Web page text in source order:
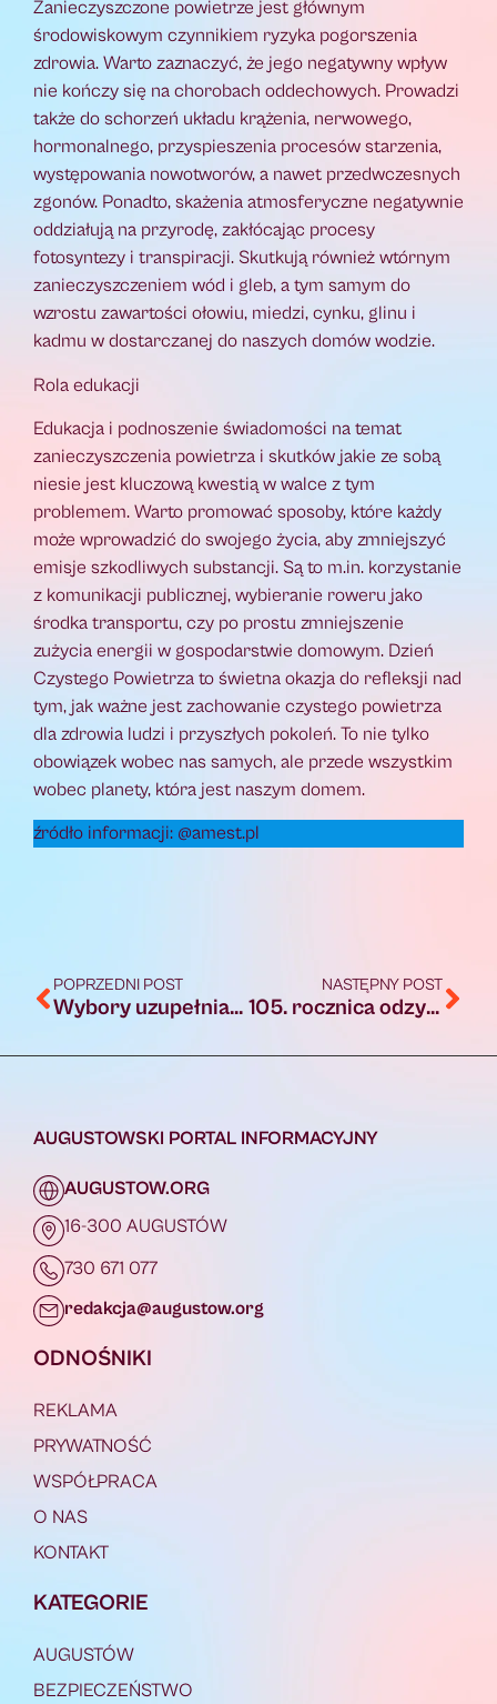
Zanieczyszczone powietrze jest głównym
środowiskowym czynnikiem ryzyka pogorszenia
zdrowia. Warto zaznaczyć, że jego negatywny wpływ
nie kończy się na chorobach oddechowych. Prowadzi
także do schorzeń układu krążenia, nerwowego,
hormonalnego, przyspieszenia procesów starzenia,
występowania nowotworów, a nawet przedwczesnych
zgonów. Ponadto, skażenia atmosferyczne negatywnie
oddziałują na przyrodę, zakłócając procesy
fotosyntezy i transpiracji. Skutkują również wtórnym
zanieczyszczeniem wód i gleb, a tym samym do
wzrostu zawartości ołowiu, miedzi, cynku, glinu i
kadmu w dostarczanej do naszych domów wodzie.
Rola edukacji
Edukacja i podnoszenie świadomości na temat
zanieczyszczenia powietrza i skutków jakie ze sobą
niesie jest kluczową kwestią w walce z tym
problemem. Warto promować sposoby, które każdy
może wprowadzić do swojego życia, aby zmniejszyć
emisje szkodliwych substancji. Są to m.in. korzystanie
z komunikacji publicznej, wybieranie roweru jako
środka transportu, czy po prostu zmniejszenie
zużycia energii w gospodarstwie domowym. Dzień
Czystego Powietrza to świetna okazja do refleksji nad
tym, jak ważne jest zachowanie czystego powietrza
dla zdrowia ludzi i przyszłych pokoleń. To nie tylko
obowiązek wobec nas samych, ale przede wszystkim
wobec planety, która jest naszym domem.
źródło informacji: @amest.pl
POPRZEDNI POST
Wybory uzupełniające ławników do sądów powszechnych na kadencję 2024 – 2027
NASTĘPNY POST
105. rocznica odzyskania niepodległości przez Polskę
AUGUSTOWSKI PORTAL INFORMACYJNY
AUGUSTOW.ORG
16-300 AUGUSTÓW
730 671 077
redakcja@augustow.org
ODNOŚNIKI
REKLAMA
PRYWATNOŚĆ
WSPÓŁPRACA
O NAS
KONTAKT
KATEGORIE
AUGUSTÓW
BEZPIECZEŃSTWO